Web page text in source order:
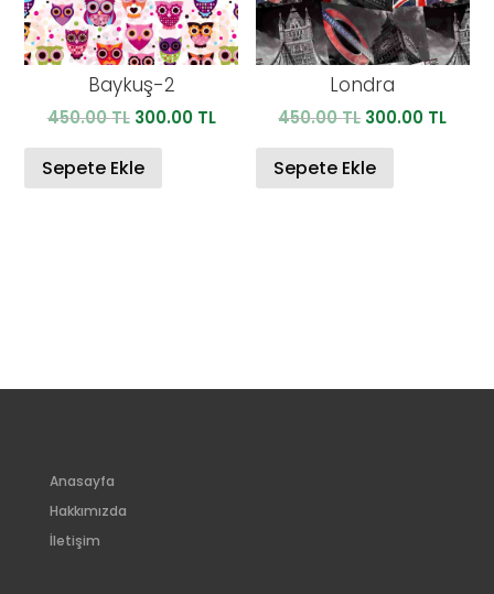
Baykuş-2
450.00TL Orijinal
450.00 TL.
300.00 TLŞu
300.00 TL.
Sepete Ekle
Londra
450.00TL Orijinal
450.00 TL.
300.00 TLŞu
Sepete Ekle
Anasayfa
Hakkımızda
İletişim